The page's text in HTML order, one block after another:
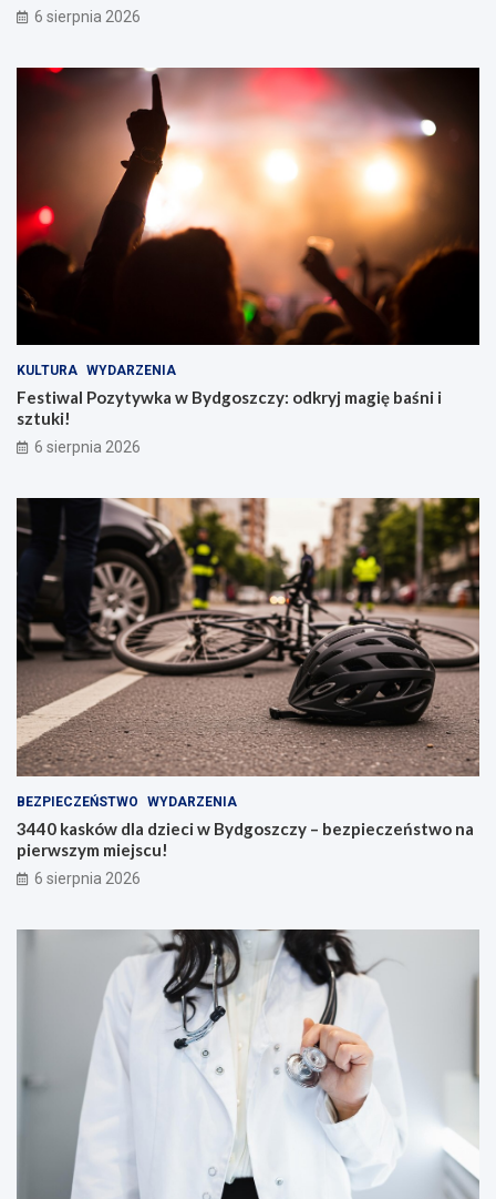
6 sierpnia 2026
KULTURA WYDARZENIA
Festiwal Pozytywka w Bydgoszczy: odkryj magię baśni i
sztuki!
6 sierpnia 2026
BEZPIECZEŃSTWO WYDARZENIA
3440 kasków dla dzieci w Bydgoszczy – bezpieczeństwo na
pierwszym miejscu!
6 sierpnia 2026